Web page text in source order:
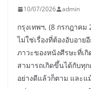
10/07/2026 admin
กรุงเทพฯ, (8 กรกฎาค
ไม่ใช่เรื่องที่ต้องอับอาย
ภาวะของหนังศีรษะที่เ
สามารถเกิดขึ้นได้กับทุ
อย่างดีแล้วก็ตาม และแ